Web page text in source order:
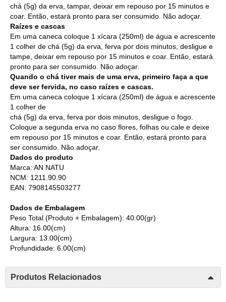
chá (5g) da erva, tampar, deixar em repouso por 15 minutos e
coar. Então, estará pronto para ser consumido. Não adoçar.
Raízes e cascas
Em uma caneca coloque 1 xícara (250ml) de água e acrescente
1 colher de chá (5g) da erva, ferva por dois minutos, desligue e
tampe, deixar em repouso por 15 minutos e coar. Então, estará
pronto para ser consumido. Não adoçar.
Quando o chá tiver mais de uma erva, primeiro faça a que
deve ser fervida, no caso raízes e cascas.
Em uma caneca coloque 1 xícara (250ml) de água e acrescente
1 colher de
chá (5g) da erva, ferva por dois minutos, desligue o fogo.
Coloque a segunda erva no caso flores, folhas ou cale e deixe
em repouso por 15 minutos e coar. Então, estará pronto para
ser consumido. Não adoçar.
Dados do produto
Marca: AN NATU
NCM: 1211.90.90
EAN: 7908145503277
Dados de Embalagem
Peso Total (Produto + Embalagem): 40.00(gr)
Altura: 16.00(cm)
Largura: 13.00(cm)
Profundidade: 6.00(cm)
Produtos Relacionados